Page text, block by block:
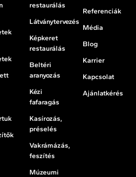
restaurálás
Látványtervezés
Képkeret
restaurálás
Beltéri
aranyozás
Kézi
fafaragás
Kasírozás,
préselés
Vakrámázás,
feszítés
Múzeumi
Referenciák
Média
Blog
Karrier
Kapcsolat
Ajánlatkérés